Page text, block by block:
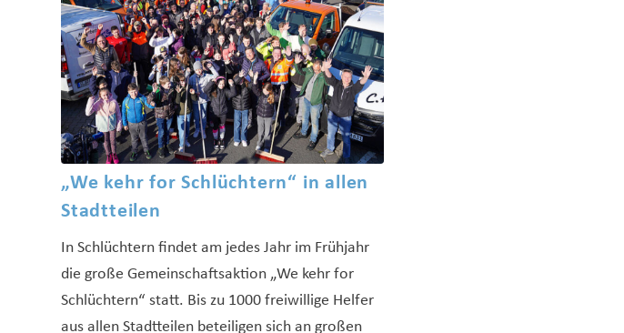
„We kehr for Schlüchtern“ in allen
Stadtteilen
In Schlüchtern findet am jedes Jahr im Frühjahr
die große Gemeinschaftsaktion „We kehr for
Schlüchtern“ statt. Bis zu 1000 freiwillige Helfer
aus allen Stadtteilen beteiligen sich an großen